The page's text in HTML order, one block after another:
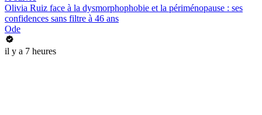
Olivia Ruiz face à la dysmorphophobie et la périménopause : ses
confidences sans filtre à 46 ans
Ode
il y a 7 heures